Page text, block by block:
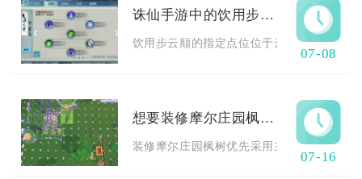
诛仙手游中的饮用步云颠在什么地方
饮用步云颠的指定点位位于云梦川地图空
07-08
想要装修摩尔庄园枫树你有什么建议
装修摩尔庄园枫树优先采用主次分层布局
07-16